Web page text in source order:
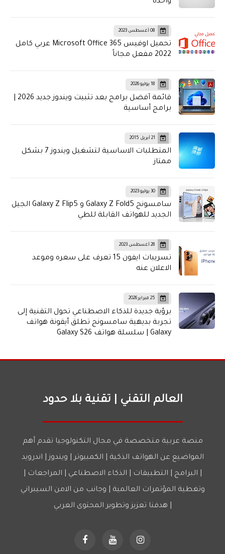
تحميل اوفيس Microsoft Office 365 عربي كامل
2022 مفعل مجاناً
قائمة أفضل برامج بعد تثبيت ويندوز جديد 2026 |
برامج أساسية
المتطلبات الاساسية لتشغيل ويندوز 7 بشكل
ممتاز
سامسونج Galaxy Z Fold5 و Galaxy Z Flip5 الجيل
الجديد للهواتف القابلة للطي
تسريبات ايفون 15 تعرف على سعره وموعد
الاعلان عنه
برؤية جديدة للذكاء الاصطناعي تحول التقنية إلى
تجربة بديهية سامسونج تطلق أيقونة هواتف
Galaxy | سلسلة هواتف Galaxy S26
العالم التقني | تقنية بلا حدود
منصة عربية متخصصة في مجال التكنولوجيا تقدم أهم
المواضيع عن الهواتف الذكية | الكمبيوتر | ويندوز | اندرويد
| البرامج | التطبيقات | الذكاء الاصطناعي | المراجعات |
وتغطية المؤتمرات العالمية | وجانب من الامن السيبراني
| هدفنا تعزيز وتطوير المحتوى العربي